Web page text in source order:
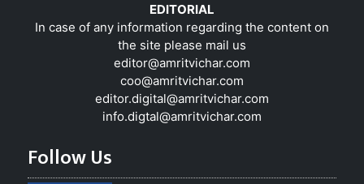
EDITORIAL
In case of any information regarding the content on
the site please mail us
editor@amritvichar.com
coo@amritvichar.com
editor.digital@amritvichar.com
info.digtal@amritvichar.com
Follow Us